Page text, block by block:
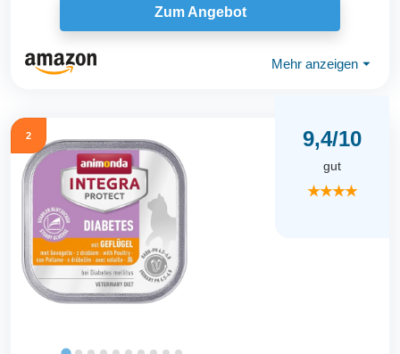
Zum Angebot
Mehr anzeigen ⏷
2 9,4/10
gut
★★★★